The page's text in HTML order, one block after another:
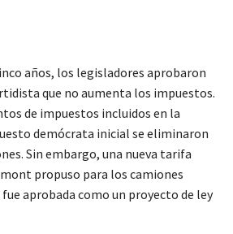
años, los legisladores aprobaron
que no aumenta los impuestos.
de impuestos incluidos en la
demócrata inicial se eliminaron
Sin embargo, una nueva tarifa
propuso para los camiones
aprobada como un proyecto de ley